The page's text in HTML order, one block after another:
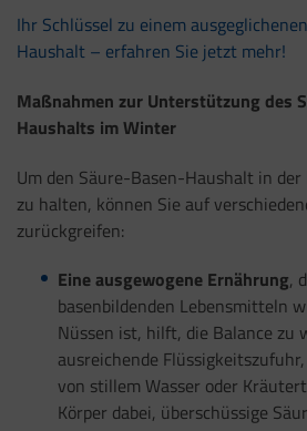
Ihr Schlüssel zu einem
Haushalt – erfahren Sie jetzt mehr!
Maßnahmen zur Unterstützung des
Haushalts im Winter
Um den Säure-Basen-Haushalt in
zu halten, können Sie auf
zurückgreifen:
Eine ausgewogene Ernährung,
basenbildenden Lebensmitteln
Nüssen ist, hilft, die Balance zu
ausreichende
von stillem Wasser oder
Körper dabei, überschüssige